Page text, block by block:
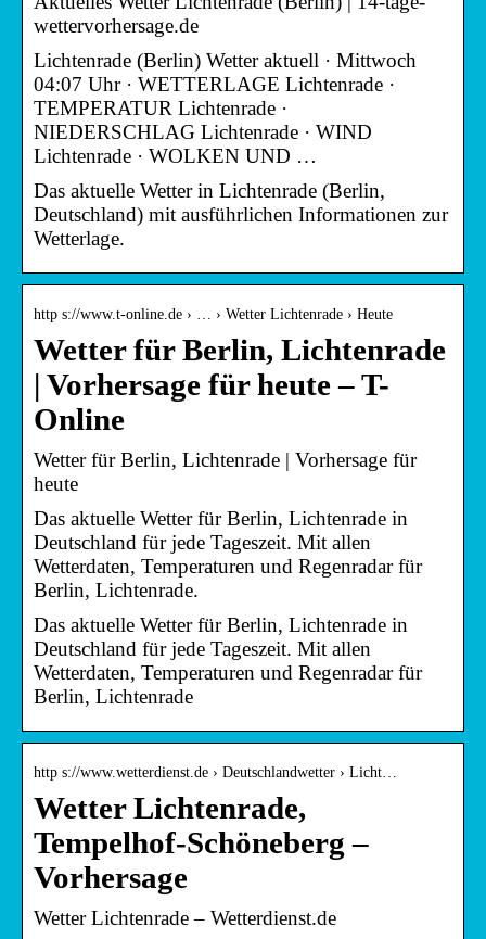
wettervorhersage.de
Lichtenrade (Berlin) Wetter aktuell · Mittwoch
04:07 Uhr · WETTERLAGE Lichtenrade ·
TEMPERATUR Lichtenrade ·
NIEDERSCHLAG Lichtenrade · WIND
Lichtenrade · WOLKEN UND …
Das aktuelle Wetter in Lichtenrade (Berlin,
Deutschland) mit ausführlichen Informationen zur
Wetterlage.
http s://www.t-online.de › … › Wetter Lichtenrade › Heute
Wetter für Berlin, Lichtenrade
| Vorhersage für heute – T-
Online
Wetter für Berlin, Lichtenrade | Vorhersage für
heute
Das aktuelle Wetter für Berlin, Lichtenrade in
Deutschland für jede Tageszeit. Mit allen
Wetterdaten, Temperaturen und Regenradar für
Berlin, Lichtenrade.
Das aktuelle Wetter für Berlin, Lichtenrade in
Deutschland für jede Tageszeit. Mit allen
Wetterdaten, Temperaturen und Regenradar für
Berlin, Lichtenrade
http s://www.wetterdienst.de › Deutschlandwetter › Licht…
Wetter Lichtenrade,
Tempelhof-Schöneberg –
Vorhersage
Wetter Lichtenrade – Wetterdienst.de